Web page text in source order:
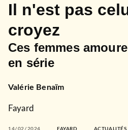
Il n'est pas
croyez
Ces femmes
en série
Valérie Benaïm
Fayard
14/02/2024 FAYARD ACTUALITÉS